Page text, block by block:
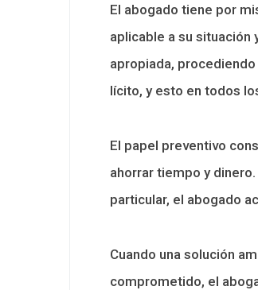
El abogado tiene por
aplicable a su situación
apropiada,
lícito, y esto en todos
El papel preventivo
ahorrar tiempo y
particular, el abogado
Cuando una solución
comprometido, el